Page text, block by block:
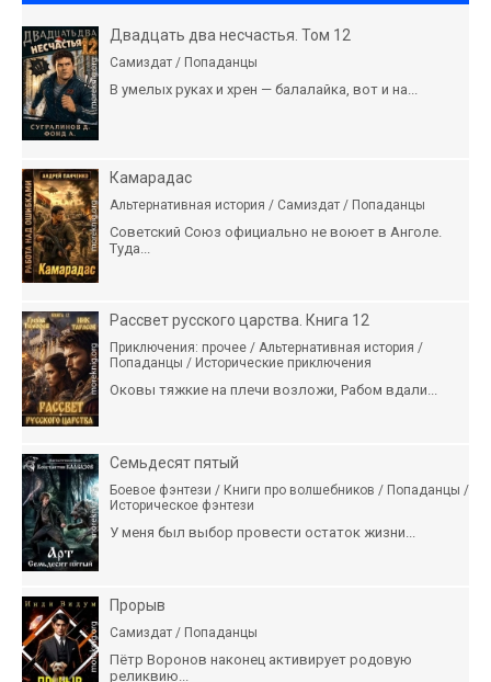
Двадцать два несчастья. Том 12
Самиздат / Попаданцы
В умелых руках и хрен — балалайка, вот и на...
Камарадас
Альтернативная история / Самиздат / Попаданцы
Советский Союз официально не воюет в Анголе.
Туда...
Рассвет русского царства. Книга 12
Приключения: прочее / Альтернативная история /
Попаданцы / Исторические приключения
Оковы тяжкие на плечи возложи, Рабом вдали...
Семьдесят пятый
Боевое фэнтези / Книги про волшебников / Попаданцы /
Историческое фэнтези
У меня был выбор провести остаток жизни...
Прорыв
Самиздат / Попаданцы
Пётр Воронов наконец активирует родовую
реликвию...